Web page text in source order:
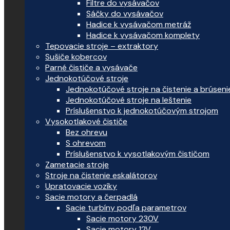
Filtre do vysávačov
Sáčky do vysávačov
Hadice k vysávačom metráž
Hadice k vysávačom komplety
Tepovacie stroje – extraktory
Sušiče kobercov
Parné čističe a vysávače
Jednokotúčové stroje
Jednokotúčové stroje na čistenie a
Jednokotúčové stroje na leštenie
Príslušenstvo k jednokotúčovým strojom
Vysokotlakové čističe
Bez ohrevu
S ohrevom
Príslušenstvo k vysotlakovým čističom
Zametacie stroje
Stroje na čistenie eskalátorov
Upratovacie vozíky
Sacie motory a čerpadlá
Sacie turbíny podľa parametrov
Sacie motory 230V